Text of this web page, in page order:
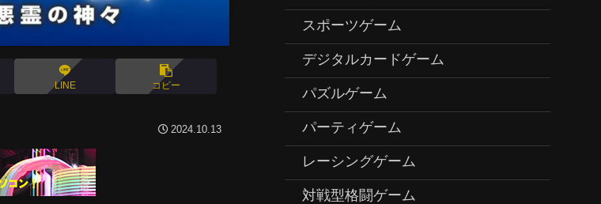
LINE コピー
2024.10.13
スポーツゲーム
デジタルカードゲーム
パズルゲーム
パーティゲーム
レーシングゲーム
対戦型格闘ゲーム